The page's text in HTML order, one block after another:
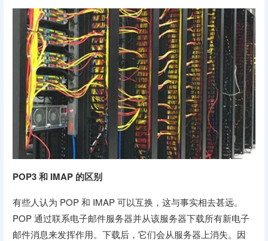
POP3 和 IMAP 的区别
有些人认为 POP 和 IMAP 可以互换，这与事实相去甚远。
POP 通过联系电子邮件服务器并从该服务器下载所有新电子
邮件消息来发挥作用。下载后，它们会从服务器上消失。因